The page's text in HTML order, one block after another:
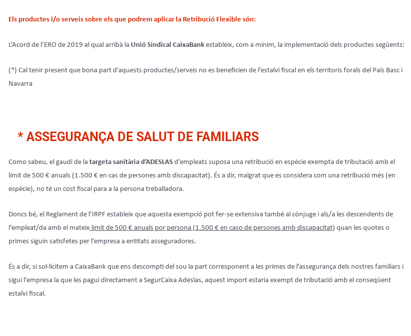
Els productes i/o serveis sobre els que podrem aplicar la Retribució Flexible són:
L’Acord de l’ERO de 2019 al qual arribà la Unió Sindical CaixaBankestableix, com a mínim, la implementació dels productes següents:
(*) Cal tenir present que bona part d’aquests productes/serveis no es beneficien de l’estalvi fiscal en els territoris forals del País Basc i
Navarra
* ASSEGURANÇA DE SALUT DE FAMILIARS
Como sabeu, el gaudi de la targeta sanitària d’ADESLASd’empleats suposa una retribució en espècie exempta de tributació amb el
límit de 500 € anuals (1.500 € en cas de persones amb discapacitat). És a dir, malgrat que es considera com una retribució més (en
espècie), no té un cost fiscal para a la persona treballadora.
Doncs bé, el Reglament de l’IRPF estableix que aquesta exempció pot fer-se extensiva també al cònjuge i als/a les descendents de
l’empleat/da amb el mateix límit de 500 € anuals por persona (1.500 € en caso de persones amb discapacitat) quan les quotes o
primes siguin satisfetes per l’empresa a entitats asseguradores.
És a dir, si sol·licitem a CaixaBank que ens descompti del sou la part corresponent a les primes de l’assegurança dels nostres familiars i
sigui l’empresa la que les pagui directament a SegurCaixa Adeslas, aquest import estaria exempt de tributació amb el conseqüent
estalvi fiscal.